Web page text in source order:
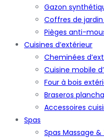
Gazon
Coffres de
Pièges anti-
Cuisines d’extérieur
Cheminées
Cuisine mobile
Four à bois
Braseros
Accessoires
Spas
Spas Massage